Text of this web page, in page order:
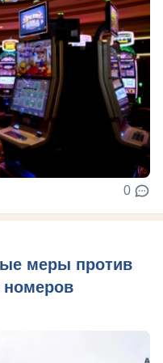
0
меры против
номеров